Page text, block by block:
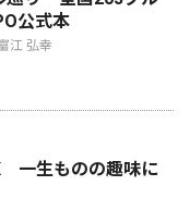
公式本
江 弘幸
一生ものの趣味に